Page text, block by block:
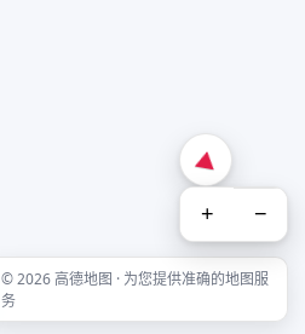
+ −
© 2026 高德地图 · 为您提供准确的地图服
务